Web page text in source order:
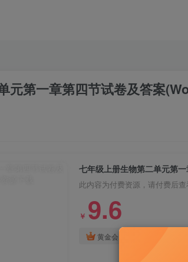
元第一章第四节试卷及答案
七年级上册生物第二单元第
此内容为付费资源，请付费后查
￥ 9.6
黄金会员